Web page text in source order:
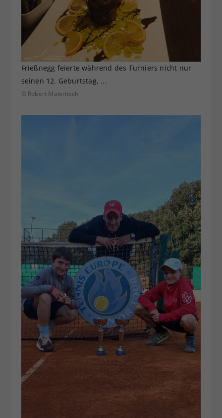
Frießnegg feierte während des Turniers nicht nur
seinen 12. Geburtstag, ...
© Robert Maieritsch